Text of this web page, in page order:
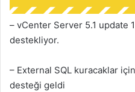
– vCenter Server 5.1 update
destekliyor.
– External SQL kuracaklar
desteği geldi